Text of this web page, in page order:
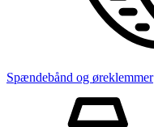
Spændebånd og øreklemmer